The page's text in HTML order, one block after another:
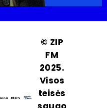
© ZIP
FM
2025.
Visos
teisės